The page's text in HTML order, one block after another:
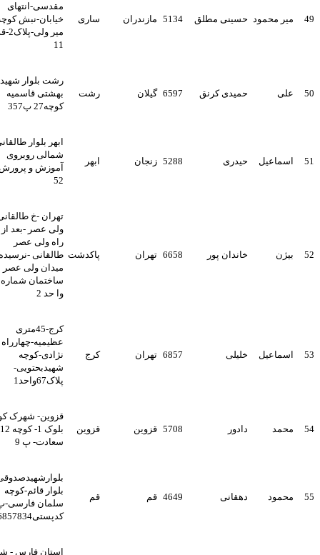
میر محمود حسینی مطلق 5134 مازندران ساری
مقدسی-انتهای
خیابان-نبش کوچه
میر ولی-پلاک2-قدیم
علی حمیدی کرنق 6597 گیلان رشت
رشت بلوار شهید
بهشتی قاسمیه
کوچه27 پ357
اسماعیل حیدری 5288 زنجان
ابهر بلوار طالقانی
شمالی روبروی
آموزش و پرورش پ
بیژن خاندان پور 6658 تهران پاکدشت
تهران -خ طالقانی
ولی عصر -بعد از چهار
راه ولی عصر
طالقانی -نرسیده به
میدان ولی عصر
ساختمان شماره 10
وا حد 2
اسماعیل خلیلی 6857 تهران
کرج-45متری
عظیمیه-چهارراه نیک
نژادی-کوچه
شهیدبحتویی-
محمد دادور 5708 قزوین قزوین
قزوین- شهرک کوثر-
بلوک 1- کوچه 12
سعادت- پ 9
محمود دهقانی 4649 قم
بلوارشهیدصدوقی-
بلوار قائم-کوچه
سلمان فارسی-پ69
کدپستی3716857834
استان فارس - شیراز-